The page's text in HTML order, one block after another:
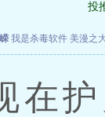
投
我是杀毒软件 美漫之
护